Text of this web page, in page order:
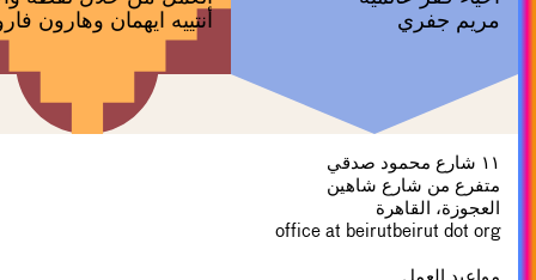
مريم جفري
أنتييه ايهمان وهارون
١١ شارع محمود صدقي
متفرع من شارع شاهين
العجوزة، القاهرة
office at beirutbeirut dot org